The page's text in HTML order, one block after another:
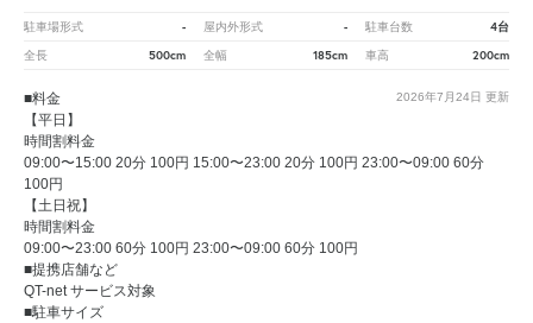
駐車場形式 - 屋内外形式 - 駐車台数 4台
全長 500cm 全幅 185cm 車高 200cm
2026年7月24日 更新
■料金
【平日】
時間割料金
09:00〜15:00 20分 100円 15:00〜23:00 20分 100円 23:00〜09:00 60分
100円
【土日祝】
時間割料金
09:00〜23:00 60分 100円 23:00〜09:00 60分 100円
■提携店舗など
QT-net サービス対象
■駐車サイズ